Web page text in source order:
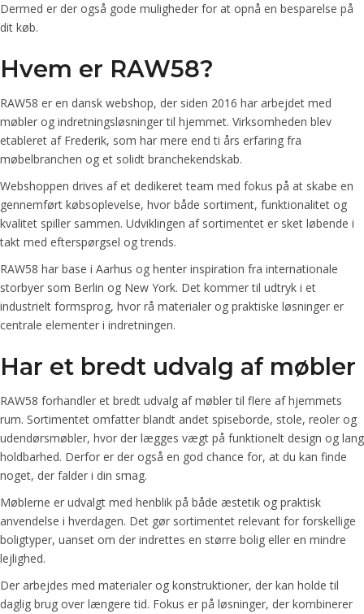
Dermed er der også gode muligheder for at opnå en besparelse på
dit køb.
Hvem er RAW58?
RAW58 er en dansk webshop, der siden 2016 har arbejdet med
møbler og indretningsløsninger til hjemmet. Virksomheden blev
etableret af Frederik, som har mere end ti års erfaring fra
møbelbranchen og et solidt branchekendskab.
Webshoppen drives af et dedikeret team med fokus på at skabe en
gennemført købsoplevelse, hvor både sortiment, funktionalitet og
kvalitet spiller sammen. Udviklingen af sortimentet er sket løbende i
takt med efterspørgsel og trends.
RAW58 har base i Aarhus og henter inspiration fra internationale
storbyer som Berlin og New York. Det kommer til udtryk i et
industrielt formsprog, hvor rå materialer og praktiske løsninger er
centrale elementer i indretningen.
Har et bredt udvalg af møbler
RAW58 forhandler et bredt udvalg af møbler til flere af hjemmets
rum. Sortimentet omfatter blandt andet spiseborde, stole, reoler og
udendørsmøbler, hvor der lægges vægt på funktionelt design og lang
holdbarhed. Derfor er der også en god chance for, at du kan finde
noget, der falder i din smag.
Møblerne er udvalgt med henblik på både æstetik og praktisk
anvendelse i hverdagen. Det gør sortimentet relevant for forskellige
boligtyper, uanset om der indrettes en større bolig eller en mindre
lejlighed.
Der arbejdes med materialer og konstruktioner, der kan holde til
daglig brug over længere tid. Fokus er på løsninger, der kombinerer